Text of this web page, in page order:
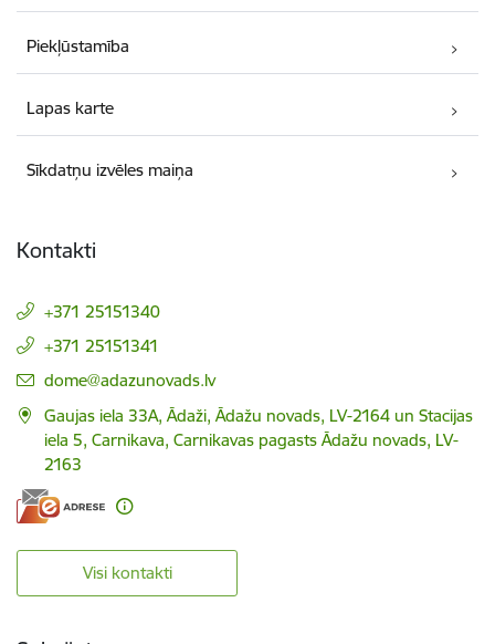
Piekļūstamība
Lapas karte
Sīkdatņu izvēles maiņa
Kontakti
+371 25151340
+371 25151341
E-pasts:
dome@adazunovads.lv
Gaujas iela 33A, Ādaži, Ādažu novads, LV-2164 un Stacijas
iela 5, Carnikava, Carnikavas pagasts Ādažu novads, LV-
2163
Visi kontakti